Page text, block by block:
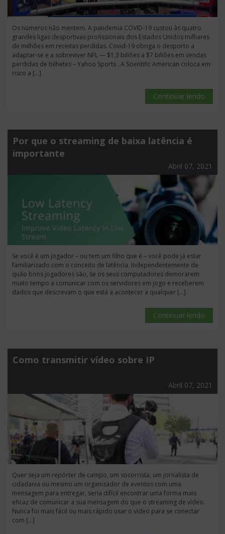
Os números não mentem. A pandemia COVID-19 custou às quatro
grandes ligas desportivas profissionais dos Estados Unidos milhares
de milhões em receitas perdidas. Covid-19 obriga o desporto a
adaptar-se e a sobreviver NFL — $1,3 biliões a $7 biliões em vendas
perdidas de bilhetes – Yahoo Sports . A Scientific American coloca em
risco a […]
Continuar lendo
Por que o streaming de baixa latência é
importante
Abril 07, 2021
Se você é um jogador – ou tem um filho que é – você pode já estar
familiarizado com o conceito de latência. Independentemente de
quão bons jogadores são, se os seus computadores demorarem
muito tempo a comunicar com os servidores em jogo e receberem
dados que descrevam o que está a acontecer a qualquer […]
Continuar lendo
Como transmitir vídeo sobre IP
Abril 07, 2021
Quer seja um repórter de campo, um socorrista, um jornalista de
cidadania ou mesmo um organizador de eventos com uma
mensagem para entregar, seria difícil encontrar uma forma mais
eficaz de comunicar a sua mensagem do que o streaming de vídeo.
Nunca foi mais fácil ou mais rápido usar o vídeo para se conectar
com […]